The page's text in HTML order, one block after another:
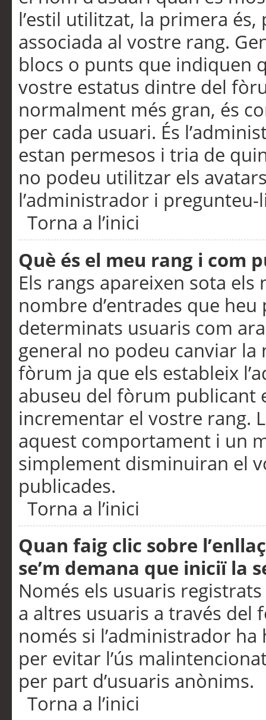
l’estil utilitzat, la primera
associada al vostre rang.
blocs o punts que indiquen
vostre estatus dintre del
normalment més gran, és
per cada usuari. És
estan permesos i tria de
no podeu utilitzar els
l’administrador i pregunteu-
Torna a l’inici
Què és el meu rang i com
Els rangs apareixen sota
nombre d’entrades que
determinats usuaris com
general no podeu canviar
fòrum ja que els estableix
abuseu del fòrum publicant
incrementar el vostre rang.
aquest comportament i un
simplement disminuiran el
publicades.
Torna a l’inici
Quan faig clic sobre
se’m demana que iniciï la
Només els usuaris
a altres usuaris a través
només si l’administrador
per evitar l’ús
per part d’usuaris anònims.
Torna a l’inici